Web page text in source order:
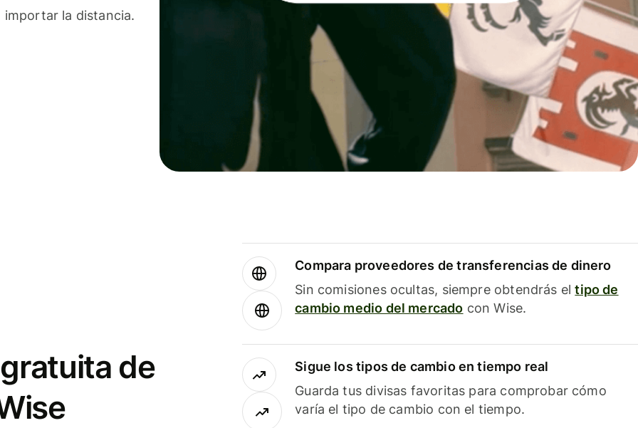
importar la distancia.
de
Compara proveedores de transferencias de dinero
Sin comisiones ocultas, siempre obtendrás eltipo de
cambio medio del mercado con Wise.
Sigue los tipos de cambio en tiempo real
Guarda tus divisas favoritas para comprobar cómo
varía el tipo de cambio con el tiempo.